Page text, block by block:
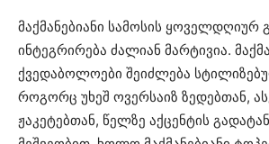
მაქმანებიანი სამოსის ყოველდღიურ
ინტეგრირება ძალიან მარტივია.
ქვედაბოლოები შეიძლება
როგორც უხეშ ოვერსაიზ ზედებთან,
ჟაკეტებთან, წელზე აქცენტის